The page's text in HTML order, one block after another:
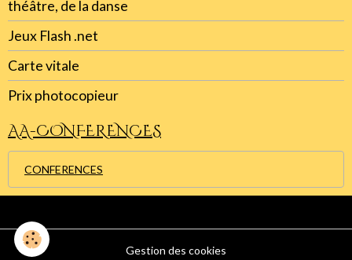
théâtre, de la danse
Jeux Flash .net
Carte vitale
Prix photocopieur
AA-CONFERENCES
CONFERENCES
Gestion des cookies